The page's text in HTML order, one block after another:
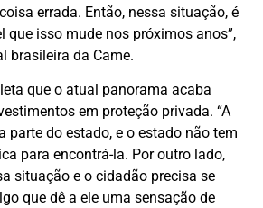
errada. Então, nessa situação, é
que isso mude nos próximos anos”,
brasileira da Came.
que o atual panorama acaba
em proteção privada. “A
parte do estado, e o estado não tem
para encontrá-la. Por outro lado,
situação e o cidadão precisa se
que dê a ele uma sensação de